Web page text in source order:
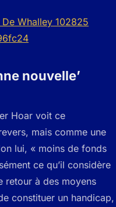
nouvelle’
Hoar voit ce
mais comme une
lui, « moins de fonds
ce qu’il considère
retour à des moyens
constituer un handicap,